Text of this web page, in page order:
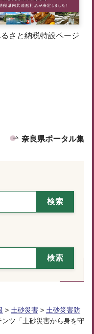
さと納税特設ページ
奈良県ポータル集
> 土砂災害 > 土砂災害防
ツ「土砂災害から身を守